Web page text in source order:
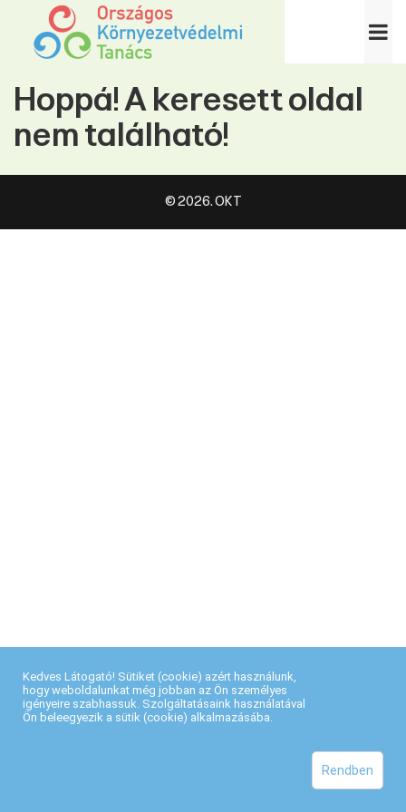
Hoppá! A keresett oldal
nem található!
© 2026. OKT
Kedves Látogató! Sütiket (cookie) azért használunk,
hogy weboldalunkat még jobban az Ön személyes
igényeire szabhassuk. Szolgáltatásaink használatával
Ön beleegyezik a sütik (cookie) alkalmazásába.
Rendben